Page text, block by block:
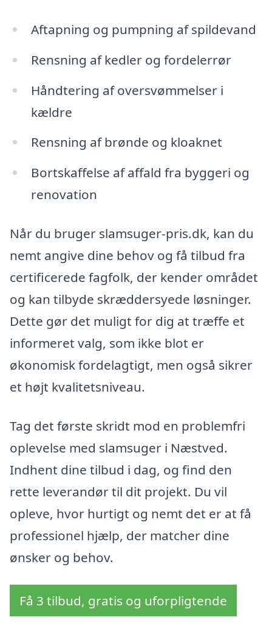
Aftapning og pumpning af spildevand
Rensning af kedler og fordelerrør
Håndtering af oversvømmelser i
kældre
Rensning af brønde og kloaknet
Bortskaffelse af affald fra byggeri og
renovation
Når du bruger slamsuger-pris.dk, kan du
nemt angive dine behov og få tilbud fra
certificerede fagfolk, der kender området
og kan tilbyde skræddersyede løsninger.
Dette gør det muligt for dig at træffe et
informeret valg, som ikke blot er
økonomisk fordelagtigt, men også sikrer
et højt kvalitetsniveau.
Tag det første skridt mod en problemfri
oplevelse med slamsuger i Næstved.
Indhent dine tilbud i dag, og find den
rette leverandør til dit projekt. Du vil
opleve, hvor hurtigt og nemt det er at få
professionel hjælp, der matcher dine
ønsker og behov.
Få 3 tilbud, gratis og uforpligtende